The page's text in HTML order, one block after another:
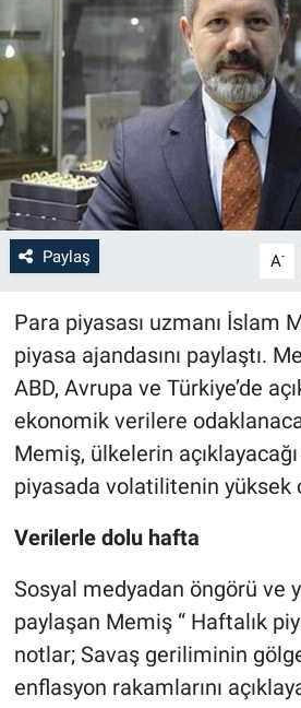
Paylaş A-
Para piyasası uzmanı İslam
piyasa ajandasını paylaştı.
ABD, Avrupa ve Türkiye’de
ekonomik verilere
Memiş, ülkelerin
piyasada volatilitenin yüksek
Verilerle dolu hafta
Sosyal medyadan öngörü ve
paylaşan Memiş “ Haftalık
notlar; Savaş geriliminin
enflasyon rakamlarını